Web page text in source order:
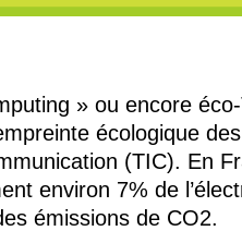
» ou encore
écologique
(TIC). En
environ 7% de
émissions de CO2.